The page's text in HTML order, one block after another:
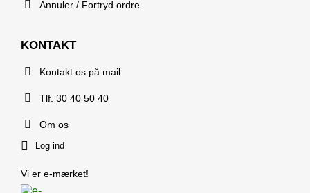
Annuler / Fortryd ordre
KONTAKT
Kontakt os på mail
Tlf. 30 40 50 40
Om os
Log ind
Vi er e-mærket!